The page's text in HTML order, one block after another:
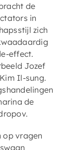
de
in
zich
effect.
Jozef
Il-sung.
de
vragen